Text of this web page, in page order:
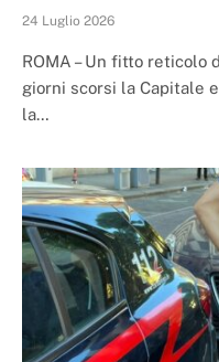
24 Luglio 2026
ROMA – Un fitto
giorni scorsi la Capitale
la…